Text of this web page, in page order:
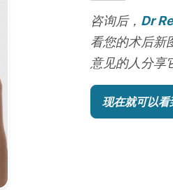
咨询后， Dr
看您的术后新
意见的人分享
现在就可以